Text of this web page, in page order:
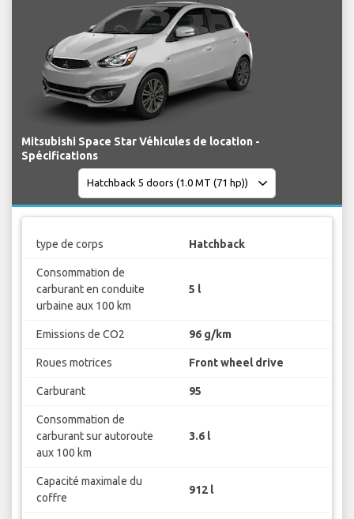
Mitsubishi Space Star Véhicules de location -
Spécifications
type de corps Hatchback
Consommation de
carburant en conduite
urbaine aux 100 km
5 l
Emissions de CO2 96 g/km
Roues motrices Front wheel drive
Carburant 95
Consommation de
carburant sur autoroute
aux 100 km
3.6 l
Capacité maximale du
coffre
912 l